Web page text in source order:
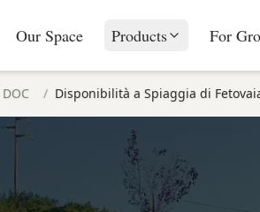
Our Space Products For
/ Disponibilità a Spiaggia di